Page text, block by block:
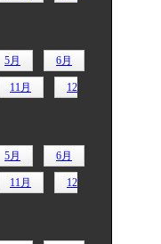
5月 6月
11月 12
5月 6月
11月 12